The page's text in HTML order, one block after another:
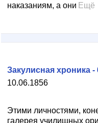
наказаниям, а они Ещё
10.06.1856
Закулисная хроника -
Этими личностями,
галерея училищных